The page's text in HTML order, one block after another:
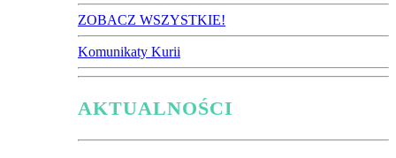
ZOBACZ WSZYSTKIE!
Komunikaty Kurii
AKTUALNOŚCI